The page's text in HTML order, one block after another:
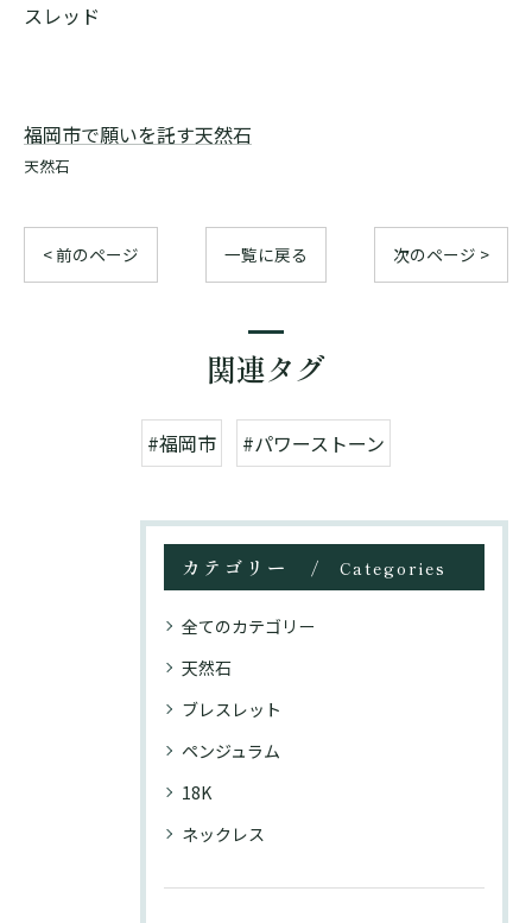
スレッド
福岡市で願いを託す天然石
天然石
< 前のページ 一覧に戻る 次のページ >
関連タグ
#福岡市 #パワーストーン
カテゴリー Categories
全てのカテゴリー
天然石
ブレスレット
ペンジュラム
18K
ネックレス